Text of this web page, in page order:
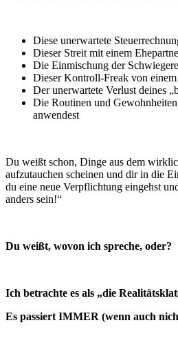
Diese unerwartete
Dieser Streit mit einem
Die Einmischung der
Dieser Kontroll-Freak von
Der unerwartete Verlust deines
Die Routinen und
anwendest
Du weißt schon, Dinge aus dem
aufzutauchen scheinen und dir in die
du eine neue Verpflichtung eingehst
anders sein!“
Du weißt, wovon ich spreche, oder?
Ich betrachte es als „die
Es passiert IMMER (wenn auch